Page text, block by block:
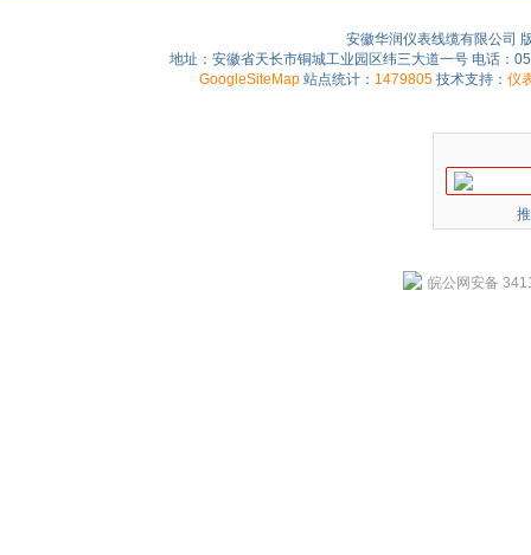
安徽华润仪表线缆有限公司
地址：安徽省天长市铜城工业园区纬三大道一号 电话：
GoogleSiteMap 站点统计： 1479805 技术支持： 仪
皖公网安备